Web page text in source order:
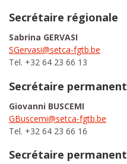
Secrétaire régionale
Sabrina GERVASI
SGervasi@setca-fgtb.be
Tel. +32 64 23 66 13
Secrétaire permanent
Giovanni BUSCEMI
GBuscemi@setca-fgtb.be
Tel. +32 64 23 66 16
Secrétaire permanent